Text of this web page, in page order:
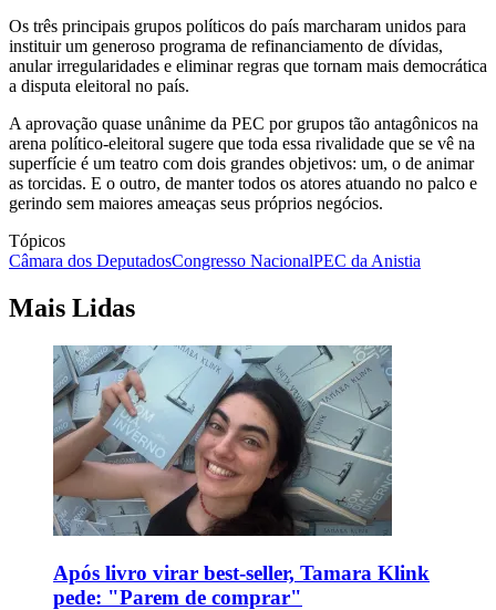
Os três principais grupos políticos do país marcharam unidos para
instituir um generoso programa de refinanciamento de dívidas,
anular irregularidades e eliminar regras que tornam mais democrática
a disputa eleitoral no país.
A aprovação quase unânime da PEC por grupos tão antagônicos na
arena político-eleitoral sugere que toda essa rivalidade que se vê na
superfície é um teatro com dois grandes objetivos: um, o de animar
as torcidas. E o outro, de manter todos os atores atuando no palco e
gerindo sem maiores ameaças seus próprios negócios.
Tópicos
Câmara dos DeputadosCongresso NacionalPEC da Anistia
Mais Lidas
Após livro virar best-seller, Tamara Klink
pede: "Parem de comprar"